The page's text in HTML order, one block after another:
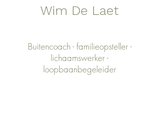
Wim De Laet
Buitencoach - familieopsteller -
lichaamswerker -
loopbaanbegeleider